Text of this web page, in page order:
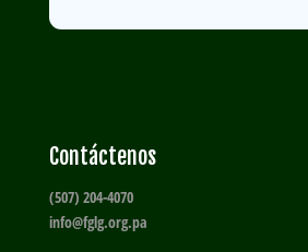
Contáctenos
(507) 204-4070
info@fglg.org.pa